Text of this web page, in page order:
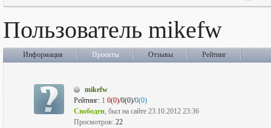
Пользователь mikefw
Информация Проекты Отзывы Рейтинг
mikefw
Рейтинг: 1 0(0)/0(0)/0(0)
Свободен, был на сайте 23.10.2012 23:36
Просмотров: 22